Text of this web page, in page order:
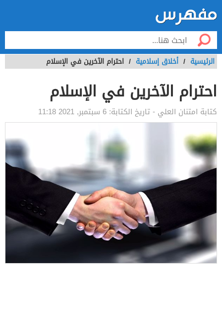
الرئيسية / أخلاق إسلامية / احترام الآخرين في الإسلام
احترام الآخرين في الإسلام
كتابة امتنان العلي - تاريخ الكتابة: 6 سبتمبر, 2021 11:18